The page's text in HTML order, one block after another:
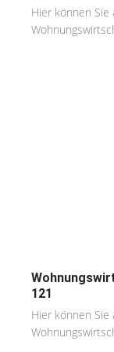
Hier können Sie
121
Hier können Sie